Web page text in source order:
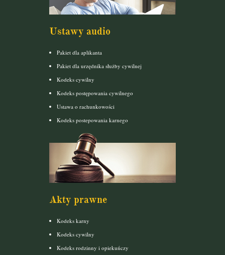
Ustawy audio
Pakiet dla aplikanta
Pakiet dla urzędnika służby cywilnej
Kodeks cywilny
Kodeks postępowania cywilnego
Ustawa o rachunkowości
Kodeks postepowania karnego
Akty prawne
Kodeks karny
Kodeks cywilny
Kodeks rodzinny i opiekuńczy